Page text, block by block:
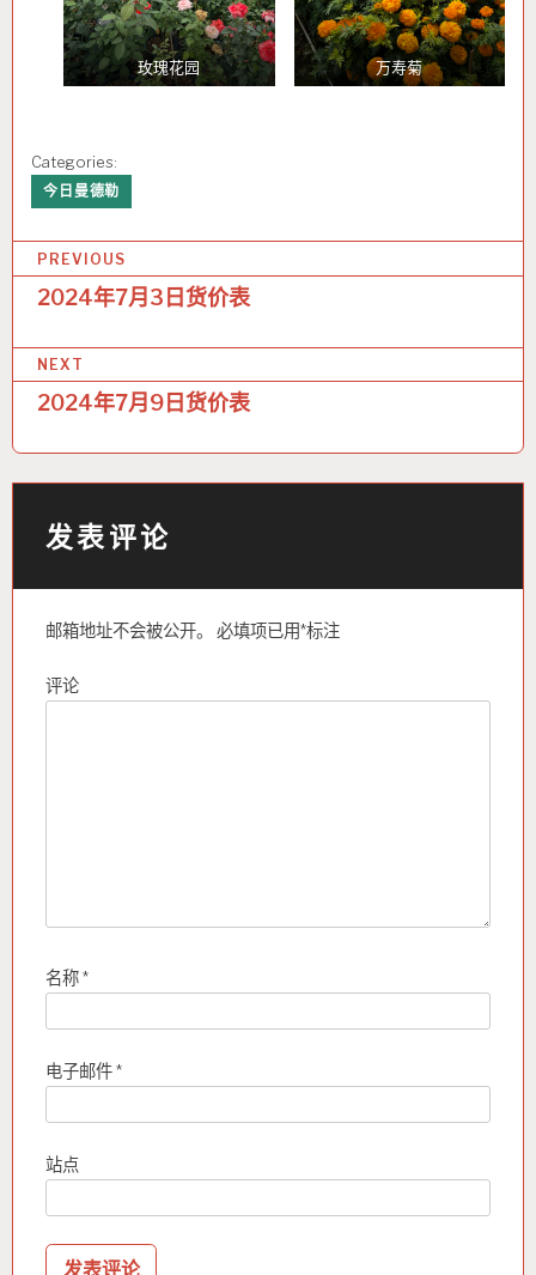
玫瑰花园 万寿菊
Categories:
今日曼德勒
文
章
导
航
PREVIOUS
2024年7月3日货价表
NEXT
2024年7月9日货价表
发表评论
邮箱地址不会被公开。 必填项已用*标注
评论
名称*
电子邮件*
站点